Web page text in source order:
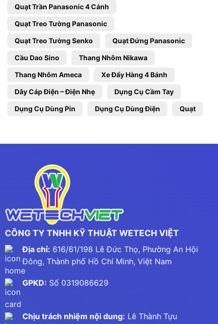
Quạt Trần Panasonic 4 Cánh
Quạt Treo Tường Panasonic
Quạt Treo Tường Senko Quạt Đứng Panasonic
Cầu Dao Sino Thang Nhôm Nikawa
Thang Nhôm Ameca Xe Đẩy Hàng 4 Bánh
Dây Cáp Điện – Điện Nhẹ Dụng Cụ Cầm Tay
Dụng Cụ Dùng Pin Dụng Cụ Dùng Điện Quạt
CÔNG TY TNHH KỸ THUẬT WETECH VIỆT
Địa chỉ: 616/61/198 Lê Đức Thọ, Phường An Hội
Đông, Thành phố Hồ Chí Minh, Việt Nam
GPKD: Số 0319086629
Chịu trách nhiệm nội dung: Lê Thành Tựu